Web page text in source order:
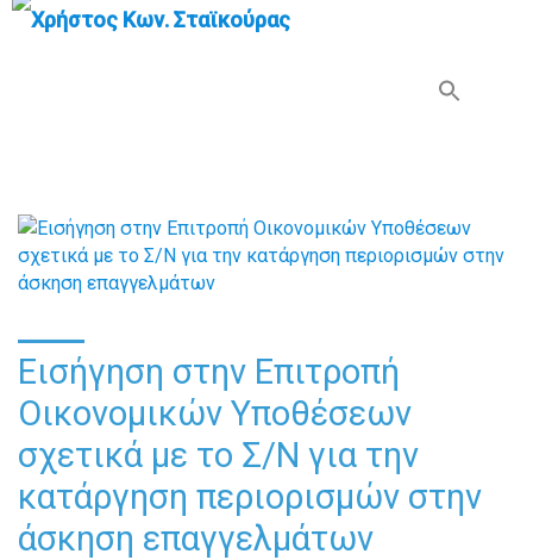
Εισήγηση στην Επιτροπή
Οικονομικών Υποθέσεων
σχετικά με το Σ/Ν για την
κατάργηση περιορισμών στην
άσκηση επαγγελμάτων